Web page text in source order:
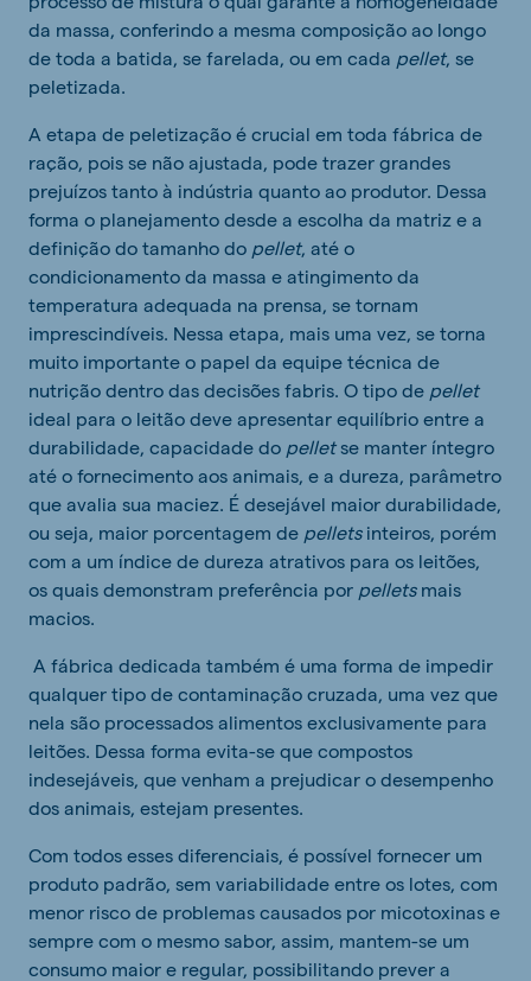
da massa, conferindo a mesma composição ao longo
de toda a batida, se farelada, ou em cada pellet, se
peletizada.
A etapa de peletização é crucial em toda fábrica de
ração, pois se não ajustada, pode trazer grandes
prejuízos tanto à indústria quanto ao produtor. Dessa
forma o planejamento desde a escolha da matriz e a
definição do tamanho do pellet, até o
condicionamento da massa e atingimento da
temperatura adequada na prensa, se tornam
imprescindíveis. Nessa etapa, mais uma vez, se torna
muito importante o papel da equipe técnica de
nutrição dentro das decisões fabris. O tipo de pellet
ideal para o leitão deve apresentar equilíbrio entre a
durabilidade, capacidade do pelletse manter íntegro
até o fornecimento aos animais, e a dureza, parâmetro
que avalia sua maciez. É desejável maior durabilidade,
ou seja, maior porcentagem de pelletsinteiros, porém
com a um índice de dureza atrativos para os leitões,
os quais demonstram preferência por pelletsmais
macios.
A fábrica dedicada também é uma forma de impedir
qualquer tipo de contaminação cruzada, uma vez que
nela são processados alimentos exclusivamente para
leitões. Dessa forma evita-se que compostos
indesejáveis, que venham a prejudicar o desempenho
dos animais, estejam presentes.
Com todos esses diferenciais, é possível fornecer um
produto padrão, sem variabilidade entre os lotes, com
menor risco de problemas causados por micotoxinas e
sempre com o mesmo sabor, assim, mantem-se um
consumo maior e regular, possibilitando prever a